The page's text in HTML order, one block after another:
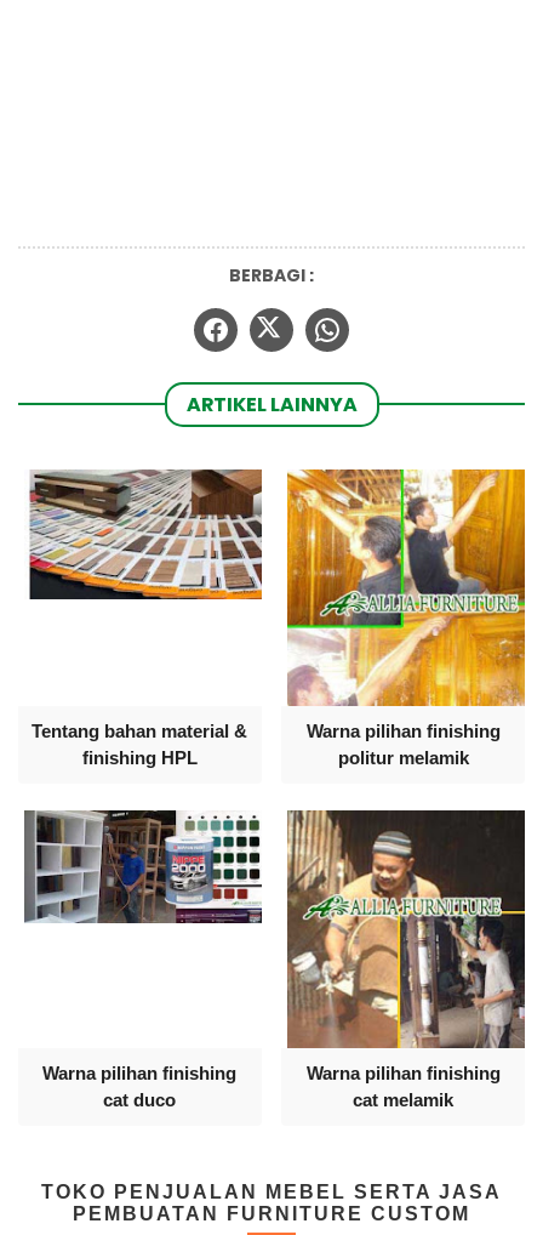
BERBAGI :
ARTIKEL LAINNYA
Tentang bahan material &
finishing HPL
Warna pilihan finishing
politur melamik
Warna pilihan finishing
cat duco
Warna pilihan finishing
cat melamik
TOKO PENJUALAN MEBEL SERTA JASA
PEMBUATAN FURNITURE CUSTOM